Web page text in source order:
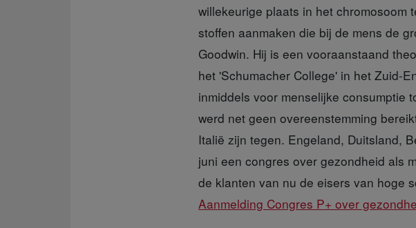
willekeurige plaats in het chromosoom
stoffen aanmaken die bij de mens de
Goodwin. Hij is een vooraanstaand
het 'Schumacher College' in het Zuid-
inmiddels voor menselijke consumptie
werd net geen overeenstemming
Italië zijn tegen. Engeland, Duitsland,
juni een congres over gezondheid als
de klanten van nu de eisers van hoge
Aanmelding Congres P+ over